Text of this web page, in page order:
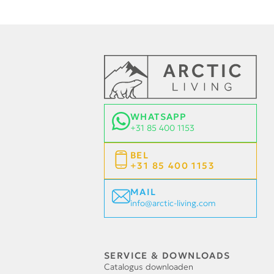
WHATSAPP
+31 85 400 1153
BEL
+31 85 400 1153
MAIL
info@arctic-living.com
SERVICE & DOWNLOADS
Catalogus downloaden